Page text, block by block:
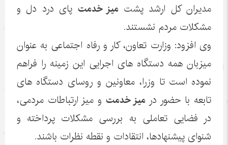
مدیران کل ارشد پشت میز خدمت پای درد دل و
مشکلات مردم نشستند.
وی افزود: وزارت تعاون، کار و رفاه اجتماعی به عنوان
میزبان همه دستگاه های اجرایی این زمینه را فراهم
نموده است تا وزرا، معاونین و روسای دستگاه های
تابعه با حضور درمیز خدمتو میز ارتباطات مردمی،
در فضایی تعاملی به بررسی مشکلات پرداخته و
شنوای پیشنهادها، انتقادات و نقطه نظرات باشند.